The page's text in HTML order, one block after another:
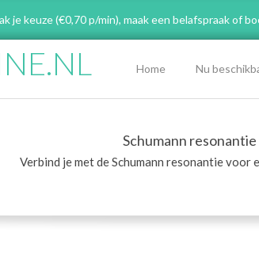
je keuze (€0,70 p/min), maak een belafspraakof
Menu
Home Nu
Schumann resonantie
Verbind je met de Schumann resonantie voor